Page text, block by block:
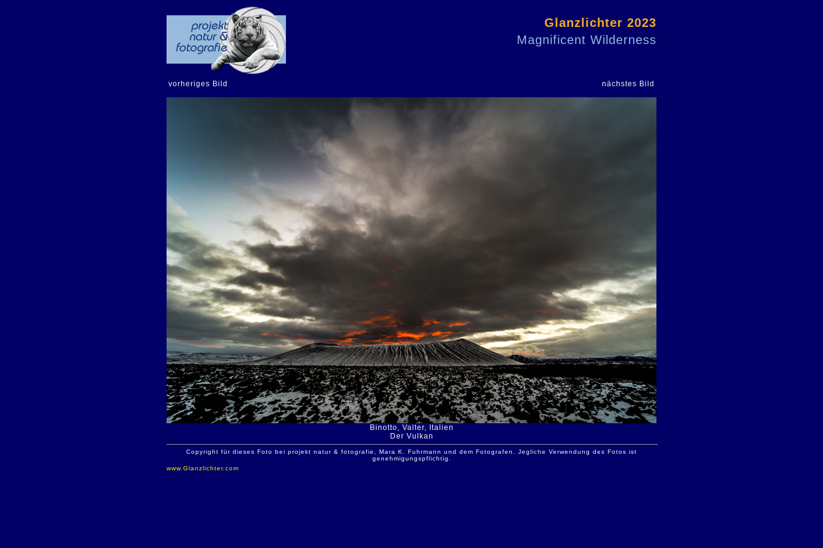
Glanzlichter 2023
Magnificent Wilderness
vorheriges Bild nächstes Bild
Binotto, Valter, Italien
Der Vulkan
Copyright für dieses Foto bei projekt natur & fotografie, Mara K. Fuhrmann und dem Fotografen. Jegliche Verwendung des Fotos ist
genehmigungspflichtig.
www.Glanzlichter.com